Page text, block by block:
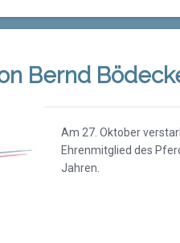
Bernd
Am 27. Oktober
Ehrenmitglied des
Jahren.